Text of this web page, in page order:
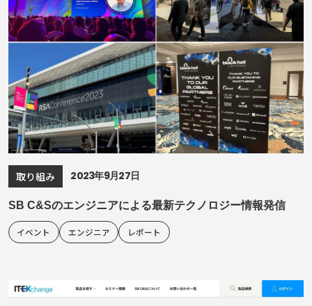
取り組み 2023年9月27日
SB C&Sのエンジニアによる最新テクノロジー情報発信
イベント エンジニア レポート